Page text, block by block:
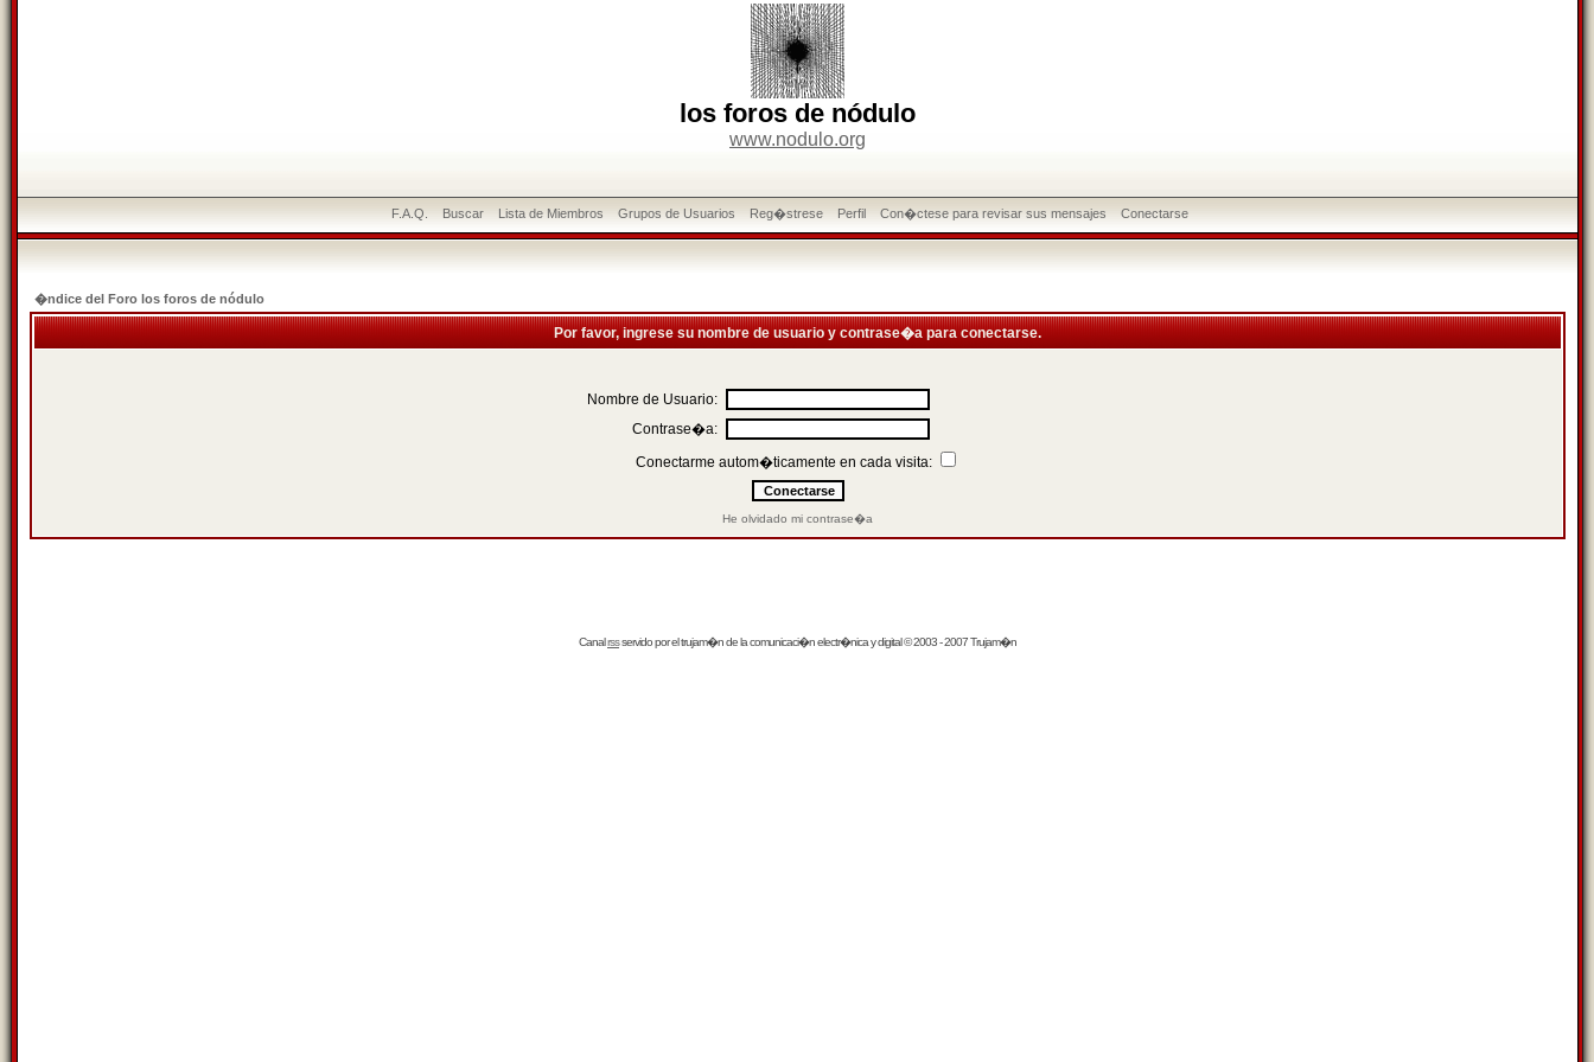
los foros de nódulo
www.nodulo.org
F.A.Q. Buscar Lista de Miembros Grupos de Usuarios Reg�strese Perfil Con�ctese para revisar sus mensajes Conectarse
�ndice del Foro los foros de nódulo
Por favor, ingrese su nombre de usuario y contrase�a para conectarse.
Nombre de Usuario:
Contrase�a:
Conectarme autom�ticamente en cada visita:
He olvidado mi contrase�a
Canalrssservido por eltrujam�nde la comunicaci�n electr�nica y digital © 2003 - 2007 Trujam�n